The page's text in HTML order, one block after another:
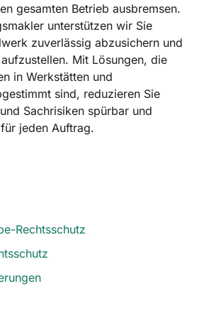
gesamten Betrieb ausbremsen.
unterstützen wir Sie
zuverlässig abzusichern und
Mit Lösungen, die
in Werkstätten und
sind, reduzieren Sie
Sachrisiken spürbar und
jeden Auftrag.
Rechtsschutz